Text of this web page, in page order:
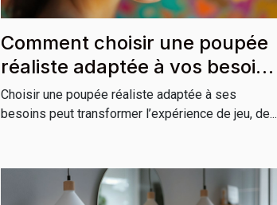
Comment choisir une poupée
réaliste adaptée à vos besoins
?
Choisir une poupée réaliste adaptée à ses
besoins peut transformer l’expérience de jeu, de...